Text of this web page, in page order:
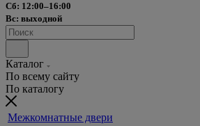
Сб: 12:00–16:00
Вс: выходной
Каталог
По всему сайту
По каталогу
Межкомнатные двери